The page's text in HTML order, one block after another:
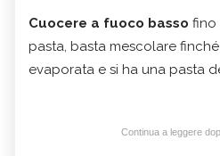
Cuocere a fuoco basso fino
pasta, basta mescolare
evaporata e si ha una pasta
Continua a leggere